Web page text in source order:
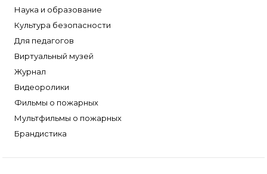
Наука и образование
Культура безопасности
Для педагогов
Виртуальный музей
Журнал
Видеоролики
Фильмы о пожарных
Мультфильмы о пожарных
Брандистика